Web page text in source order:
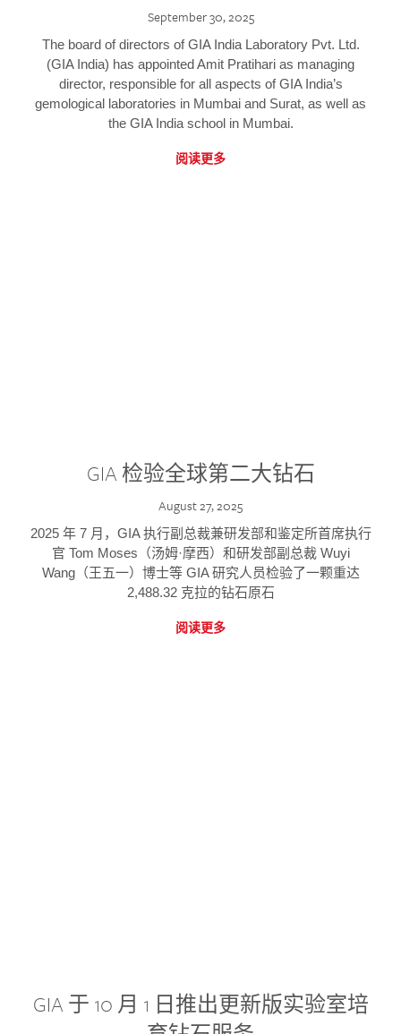
September 30, 2025
The board of directors of GIA India Laboratory Pvt. Ltd.
(GIA India) has appointed Amit Pratihari as managing
director, responsible for all aspects of GIA India’s
gemological laboratories in Mumbai and Surat, as well as
the GIA India school in Mumbai.
阅读更多
GIA 检验全球第二大钻石
August 27, 2025
2025 年 7 月，GIA 执行副总裁兼研发部和鉴定所首席执行
官 Tom Moses（汤姆·摩西）和研发部副总裁 Wuyi
Wang（王五一）博士等 GIA 研究人员检验了一颗重达
2,488.32 克拉的钻石原石
阅读更多
GIA 于 10 月 1 日推出更新版实验室培